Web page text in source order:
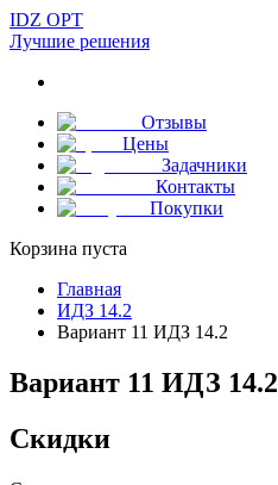
IDZ OPT
Лучшие решения
Отзывы
Цены
Задачники
Контакты
Покупки
Корзина пуста
Главная
ИДЗ 14.2
Вариант 11 ИДЗ 14.2
Вариант 11 ИДЗ 14.2
Скидки